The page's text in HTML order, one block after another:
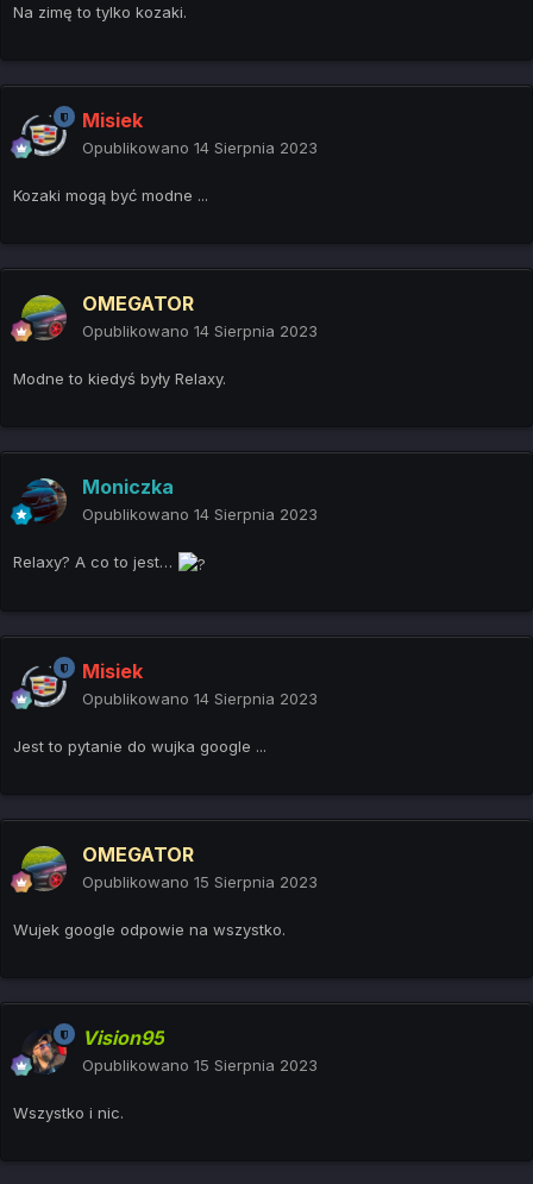
Na zimę to tylko kozaki.
Misiek
Opublikowano 14 Sierpnia 2023
Kozaki mogą być modne ...
OMEGATOR
Opublikowano 14 Sierpnia 2023
Modne to kiedyś były Relaxy.
Moniczka
Opublikowano 14 Sierpnia 2023
Relaxy? A co to jest…
Misiek
Opublikowano 14 Sierpnia 2023
Jest to pytanie do wujka google ...
OMEGATOR
Opublikowano 15 Sierpnia 2023
Wujek google odpowie na wszystko.
Vision95
Opublikowano 15 Sierpnia 2023
Wszystko i nic.